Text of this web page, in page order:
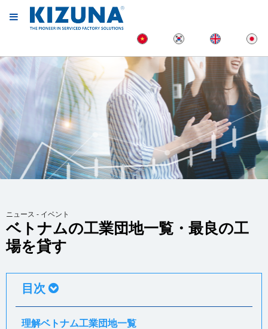
ニュース - イベント
ベトナムの工業団地一覧・最良の工
場を貸す
目次
理解ベトナム工業団地一覧